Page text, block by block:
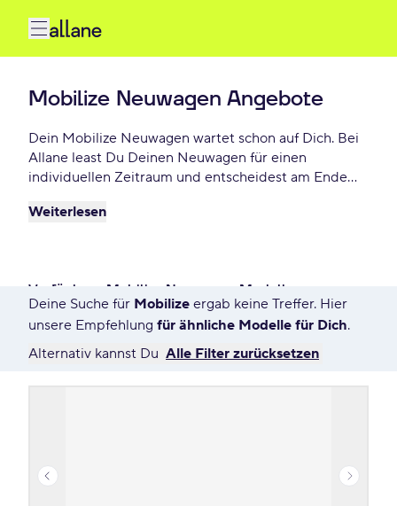
Mobilize Neuwagen Angebote
Dein Mobilize Neuwagen wartet schon auf Dich. Bei
Allane least Du Deinen Neuwagen für einen
individuellen Zeitraum und entscheidest am Ende
oder zurückgeben willst. Finde das perfekte Mobilize
Weiterlesen
Verfügbare Mobilize Neuwagen Modelle
7568 Angebote für Deine Suche
Deine Suche für Mobilize ergab keine Treffer. Hier
unsere Empfehlung für ähnliche Modelle für Dich.
Alternativ kannst Du Alle Filter zurücksetzen